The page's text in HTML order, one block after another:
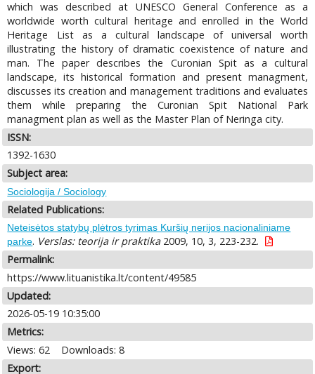
which was described at UNESCO General Conference as a
worldwide worth cultural heritage and enrolled in the World
Heritage List as a cultural landscape of universal worth
illustrating the history of dramatic coexistence of nature and
man. The paper describes the Curonian Spit as a cultural
landscape, its historical formation and present managment,
discusses its creation and management traditions and evaluates
them while preparing the Curonian Spit National Park
managment plan as well as the Master Plan of Neringa city.
ISSN:
1392-1630
Subject area:
Sociologija / Sociology
Related Publications:
Neteisėtos statybų plėtros tyrimas Kuršių nerijos nacionaliniame
parke. Verslas: teorija ir praktika2009, 10, 3, 223-232.
Permalink:
https://www.lituanistika.lt/content/49585
Updated:
2026-05-19 10:35:00
Metrics:
Views: 62
Downloads: 8
Export: